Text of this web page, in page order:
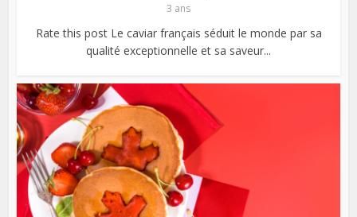
3 ans
Rate this post Le caviar français séduit le monde par sa
qualité exceptionnelle et sa saveur...